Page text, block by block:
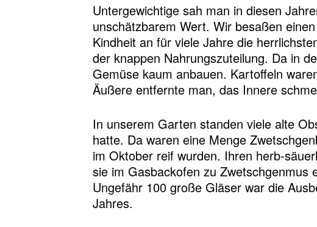
Untergewichtige sah man in diesen
unschätzbarem Wert. Wir besaßen
Kindheit an für viele Jahre die
der knappen Nahrungszuteilung. Da in
Gemüse kaum anbauen. Kartoffeln
Äußere entfernte man, das Innere
In unserem Garten standen viele alte
hatte. Da waren eine Menge
im Oktober reif wurden. Ihren herb-
sie im Gasbackofen zu Zwetschgenmus
Ungefähr 100 große Gläser war die
Jahres.